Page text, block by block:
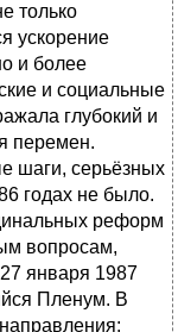
только
ускорение
и более
и социальные
глубокий и
перемен.
шаги, серьёзных
годах не было.
реформ
вопросам,
января 1987
Пленум. В